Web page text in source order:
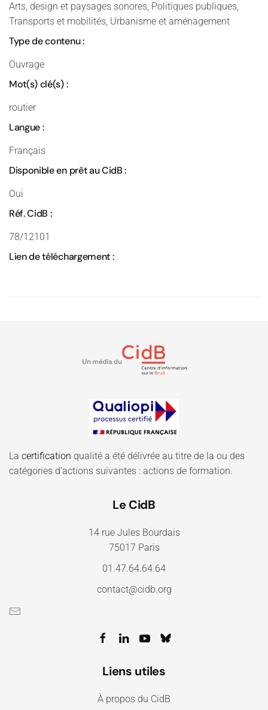
Arts, design et paysages sonores, Politiques publiques,
Transports et mobilités, Urbanisme et aménagement
Type de contenu :
Ouvrage
Mot(s) clé(s) :
routier
Langue :
Français
Disponible en prêt au CidB :
Oui
Réf. CidB :
78/12101
Lien de téléchargement :
La certification qualité a été délivrée au titre de la ou des
catégories d'actions suivantes : actions de formation.
Le CidB
14 rue Jules Bourdais
75017 Paris
01.47.64.64.64
contact@cidb.org
Liens utiles
À propos du CidB